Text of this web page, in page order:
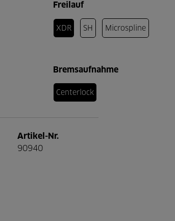
Freilauf
XDR SH Microspline
Bremsaufnahme
Centerlock
Artikel-Nr.
90940